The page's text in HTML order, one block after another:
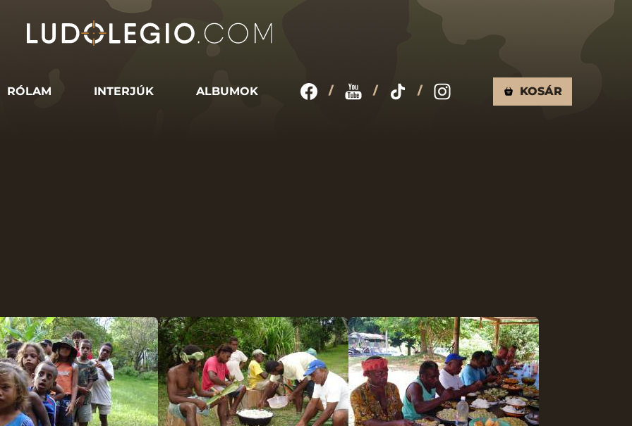
RÓLAM INTERJÚK ALBUMOK KOSÁR